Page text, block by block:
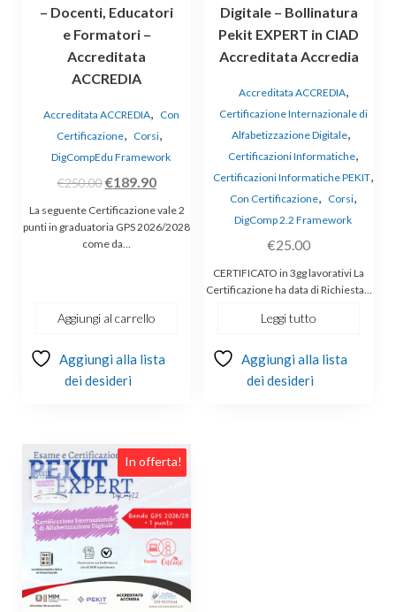
– Docenti, Educatori
e Formatori –
Accreditata
ACCREDIA
Accreditata ACCREDIA, Con
Certificazione, Corsi,
DigCompEdu Framework
€250.00 €189.90
La seguente Certificazione vale 2
punti in graduatoria GPS 2026/2028
come da…
Aggiungi al carrello
Aggiungi alla lista
dei desideri
Digitale – Bollinatura
Pekit EXPERT in CIAD
Accreditata Accredia
Accreditata ACCREDIA,
Certificazione Internazionale di
Alfabetizzazione Digitale,
Certificazioni Informatiche,
Certificazioni Informatiche PEKIT,
Con Certificazione, Corsi,
DigComp 2.2 Framework
€25.00
CERTIFICATO in 3gg lavorativi La
Certificazione ha data di Richiesta…
Leggi tutto
Aggiungi alla lista
dei desideri
In offerta!